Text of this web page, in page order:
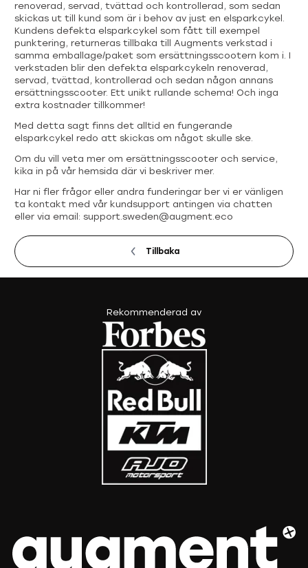
renoverad, servad, tvättad och kontrollerad, som sedan
skickas ut till kund som är i behov av just en elsparkcykel.
Kundens defekta elsparkcykel som fått till exempel
punktering, returneras tillbaka till Augments verkstad i
samma emballage/paket som ersättningsscootern kom i. I
verkstaden blir den defekta elsparkcykeln renoverad,
servad, tvättad, kontrollerad och sedan någon annans
ersättningsscooter. Ett unikt rullande schema! Och inga
extra kostnader tillkommer!
Med detta sagt finns det alltid en fungerande
elsparkcykel redo att skickas om något skulle ske.
Om du vill veta mer om ersättningsscooter och service,
kika in på vår hemsida där vi beskriver mer.
Har ni fler frågor eller andra funderingar ber vi er vänligen
ta kontakt med vår kundsupport antingen via chatten
eller via email: support.sweden@augment.eco
Tillbaka
Rekommenderad av